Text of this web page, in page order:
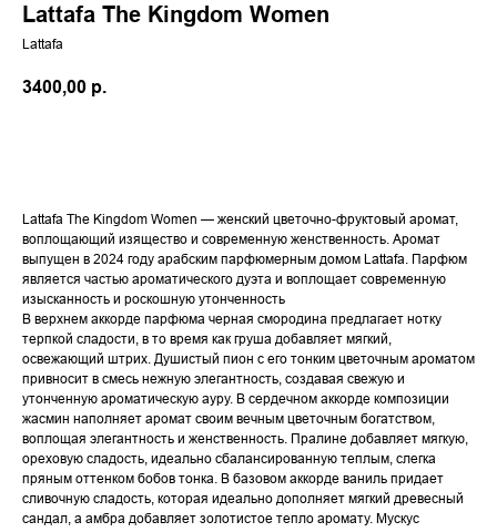
Lattafa The Kingdom Women
Lattafa
3400,00 р.
Lattafa The Kingdom Women — женский цветочно-фруктовый аромат,
воплощающий изящество и современную женственность. Аромат
выпущен в 2024 году арабским парфюмерным домом Lattafa. Парфюм
является частью ароматического дуэта и воплощает современную
изысканность и роскошную утонченность
В верхнем аккорде парфюма черная смородина предлагает нотку
терпкой сладости, в то время как груша добавляет мягкий,
освежающий штрих. Душистый пион с его тонким цветочным ароматом
привносит в смесь нежную элегантность, создавая свежую и
утонченную ароматическую ауру. В сердечном аккорде композиции
жасмин наполняет аромат своим вечным цветочным богатством,
воплощая элегантность и женственность. Пралине добавляет мягкую,
ореховую сладость, идеально сбалансированную теплым, слегка
пряным оттенком бобов тонка. В базовом аккорде ваниль придает
сливочную сладость, которая идеально дополняет мягкий древесный
сандал, а амбра добавляет золотистое тепло аромату. Мускус